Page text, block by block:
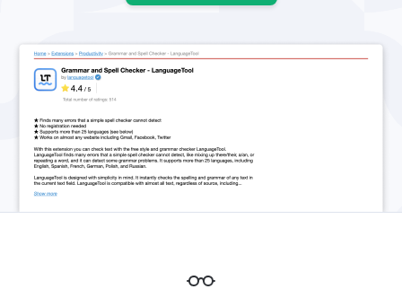
Safari
Opera
Apple Mail
Thunderbird
Word
Apple Pages
LibreOffice
macOS
Windows
Más
Para empresas
API de revisión
Blog
Empleo